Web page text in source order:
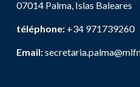
07014 Palma, Islas Baleares
téléphone: +34 971739260
Email: